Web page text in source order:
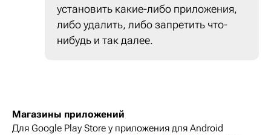
установить какие-либо приложения,
либо удалить, либо запретить что-
нибудь и так далее.
Магазины приложений
Для Google Play Store у приложения для Android